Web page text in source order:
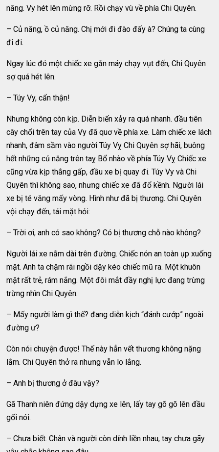
năng. Vy hét lên mừng rỡ. Rồi chạy vù về phía Chi Quyên.
– Củ năng, ồ củ năng. Chị mới đi đào đấy à? Chúng ta cùng
đi đi.
Ngay lúc đó một chiếc xe gắn máy chạy vụt đến, Chi Quyên
sợ quá hét lên.
– Túy Vy, cẩn thận!
Nhưng không còn kịp. Diễn biến xảy ra quá nhanh. đầu tiên
cây chổi trên tay của Vy đã quơ về phía xe. Làm chiếc xe lách
nhanh, đâm sầm vào người Túy Vỵ Chi Quyên sợ hãi, buông
hết những củ năng trên taỵ Bổ nhào về phía Túy Vỵ Chiếc xe
cũng vừa kịp thắng gấp, đầu xe bị quay đi. Túy Vy và Chi
Quyên thì không sao, nhưng chiếc xe đã đổ kềnh. Người lái
xe bị té văng mấy vòng. Hình như đã bị thương. Chi Quyên
vội chạy đến, tái mặt hỏi:
– Trời ơi, anh có sao không? Có bị thương chỗ nào không?
Người lái xe nằm dài trên đường. Chiếc nón an toàn ụp xuống
mặt. Anh ta chậm rãi ngồi dậy kéo chiếc mũ ra. Một khuôn
mặt rất trẻ, rám nắng. Một đôi mắt đầy nghị lực đang trừng
trừng nhìn Chi Quyên.
– Mấy người làm gì thế? đang diễn kịch “đánh cướp” ngoài
đường ư?
Còn nói chuyện được! Thế này hẳn vết thương không nặng
lắm. Chi Quyên thở ra nhưng vẫn lo lắng.
– Anh bị thương ở đâu vậy?
Gã Thanh niên đứng dậy dựng xe lên, lấy tay gõ gõ lên đầu
gối nói.
– Chưa biết. Chân và người còn dính liền nhau, tay chưa gãy